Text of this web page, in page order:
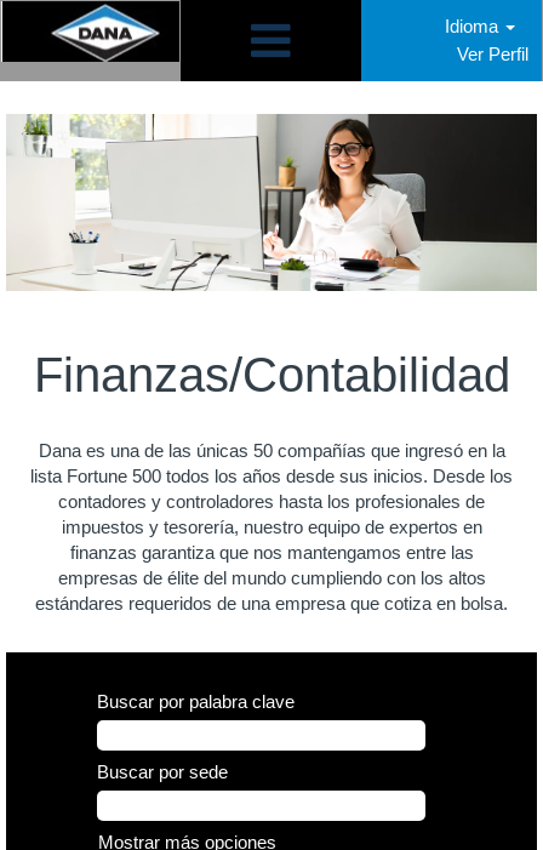
Idioma
Ver Perfil
Finanzas/Contabilidad
Dana es una de las únicas 50 compañías que ingresó en la
lista Fortune 500 todos los años desde sus inicios. Desde los
contadores y controladores hasta los profesionales de
impuestos y tesorería, nuestro equipo de expertos en
finanzas garantiza que nos mantengamos entre las
empresas de élite del mundo cumpliendo con los altos
estándares requeridos de una empresa que cotiza en bolsa.
Buscar por palabra clave
Buscar por sede
Mostrar más opciones